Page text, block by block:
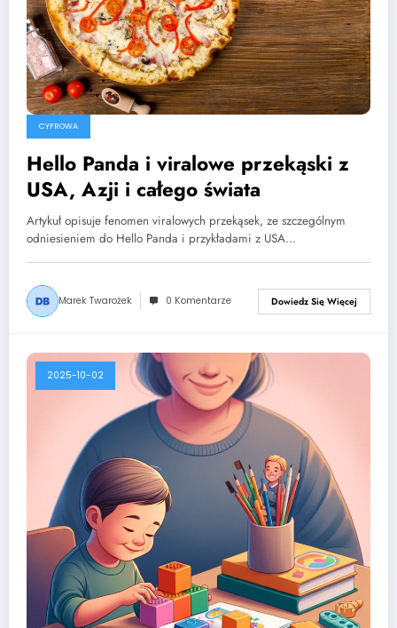
CYFROWA
Hello Panda i viralowe przekąski z
USA, Azji i całego świata
Artykuł opisuje fenomen viralowych przekąsek, ze szczególnym
odniesieniem do Hello Panda i przykładami z USA…
Marek Twarożek 0 Komentarze Dowiedz Się Więcej
2025-10-02